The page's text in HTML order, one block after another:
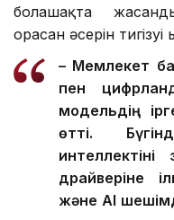
болашақта
орасан әсерін
– Мемлекет
пен
модельдің
өтті.
драйверіне
және AI